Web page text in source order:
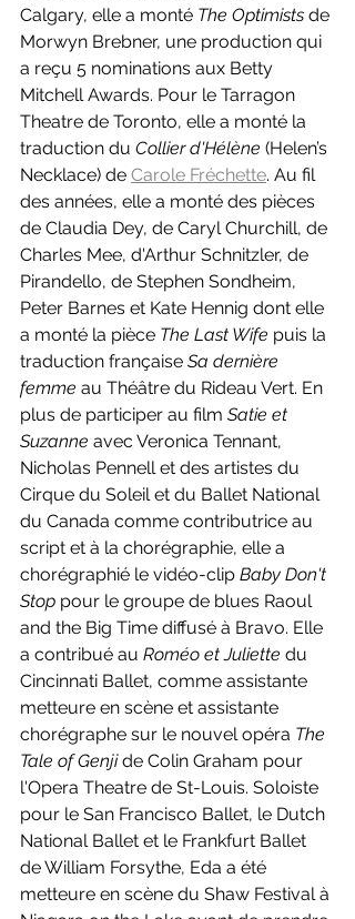
Calgary, elle a monté The Optimists de
Morwyn Brebner, une production qui
a reçu 5 nominations aux Betty
Mitchell Awards. Pour le Tarragon
Theatre de Toronto, elle a monté la
traduction du Collier d'Hélène (Helen’s
Necklace) de Carole Fréchette. Au fil
des années, elle a monté des pièces
de Claudia Dey, de Caryl Churchill, de
Charles Mee, d'Arthur Schnitzler, de
Pirandello, de Stephen Sondheim,
Peter Barnes et Kate Hennig dont elle
a monté la pièce The Last Wife puis la
traduction française Sa dernière
femme au Théâtre du Rideau Vert. En
plus de participer au film Satie et
Suzanne avec Veronica Tennant,
Nicholas Pennell et des artistes du
Cirque du Soleil et du Ballet National
du Canada comme contributrice au
script et à la chorégraphie, elle a
chorégraphié le vidéo-clip Baby Don't
Stop pour le groupe de blues Raoul
and the Big Time diffusé à Bravo. Elle
a contribué au Roméo et Juliette du
Cincinnati Ballet, comme assistante
metteure en scène et assistante
chorégraphe sur le nouvel opéra The
Tale of Genji de Colin Graham pour
l'Opera Theatre de St-Louis. Soloiste
pour le San Francisco Ballet, le Dutch
National Ballet et le Frankfurt Ballet
de William Forsythe, Eda a été
metteure en scène du Shaw Festival à